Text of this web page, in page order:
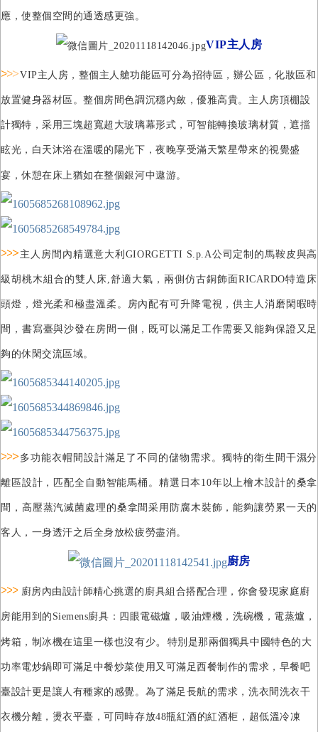
應，使整個空間的通透感更強。
VIP主人房
>>>VIP主人房，整個主人艙功能區可分為招待區，辦公區，化妝區和
放置健身器材區。整個房間色調沉穩內斂，優雅高貴。 主人房頂棚設
計獨特，采用三塊超寬超大玻璃幕形式，可智能轉換玻璃材質，遮擋
眩光 ，白天沐浴在溫暖的陽光下，夜晚享受滿天繁星帶來的視覺盛
宴，休憩在床上猶如在整個銀河中遨游。
>>>主人房間內精選意大利GIORGETTI S.p.A公司定制的馬鞍皮與高
級胡桃木組合的雙人床,舒適大氣，兩側仿古銅飾面RICARDO特造床
頭燈，燈光柔和極盡溫柔。房內配有可升降電視，供主人消磨閑暇時
間，書寫臺與沙發在房間一側，既可以滿足工作需要又能夠保證又足
夠的休閑交流區域。
>>>多功能衣帽間設計滿足了不同的儲物需求。獨特的衛生間干濕分
離區設計，匹配全自動智能馬桶。精選日本10年以上檜木設計的桑拿
間，高壓蒸汽滅菌處理的桑拿間采用防腐木裝飾，能夠讓勞累一天的
客人，一身透汗之后全身放松疲勞盡消。
廚房
>>> 廚房內由設計師精心挑選的廚具組合搭配合理，你會發現家庭廚
房能用到的Siemens廚具：四眼電磁爐，吸油煙機，洗碗機，電蒸爐，
烤箱，制冰機在這里一樣也沒有少。 特別是那兩個獨具中國特色的大
功率電炒鍋即可滿足中餐炒菜使用又可滿足西餐制作的需求 ， 早餐吧
臺設計更是讓人有種家的感覺。 為了滿足長航的需求，洗衣間洗衣干
衣機分離，燙衣平臺，可同時存放48瓶紅酒 的紅酒柜，超低溫冷凍